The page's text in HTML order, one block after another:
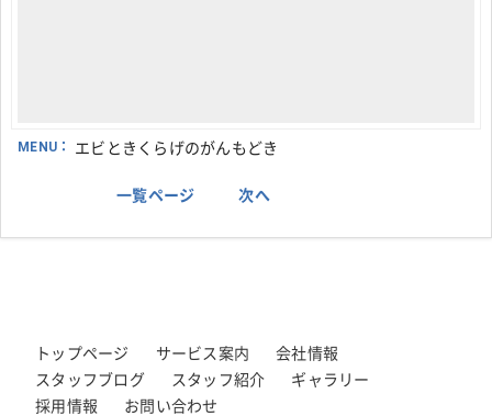
MENU： エビときくらげのがんもどき
一覧ページ 次へ
トップページ サービス案内
会社情報
スタッフブログ
スタッフ紹介
ギャラリー
採用情報
お問い合わせ